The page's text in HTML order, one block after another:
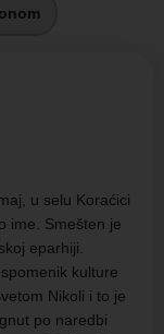
u selu Koraćici
ime. Smešten je
eparhiji.
kulture
Nikoli i to je
po naredbi